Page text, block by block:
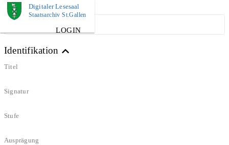
Digitaler Lesesaal
Staatsarchiv St.Gallen
LOGIN
Identifikation
Titel
Signatur
Stufe
Ausprägung